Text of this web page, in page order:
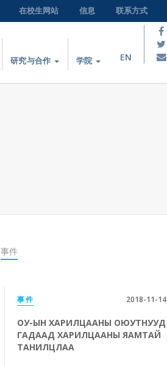
在校生网站 信息 联系方式
研究与合作 学院 EN
事件
事件 2018-11-14
ОУ-ЫН ХАРИЛЦААНЫ ОЮУТНУУД
ГАДААД ХАРИЛЦААНЫ ЯАМТАЙ
ТАНИЛЦЛАА